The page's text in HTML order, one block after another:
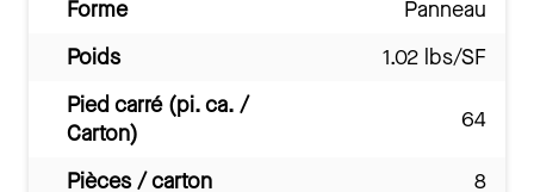
Forme
Panneau
Poids
1.02 lbs/SF
Pied carré (pi. ca. /
Carton)
64
Pièces / carton
8